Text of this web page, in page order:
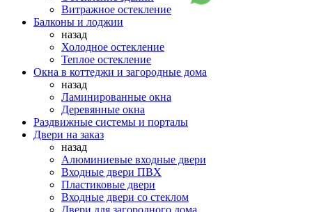
Витражное остекление
Балконы и лоджии
назад
Холодное остекление
Теплое остекление
Окна в коттеджи и загородные дома
назад
Ламинированные окна
Деревянные окна
Раздвижные системы и порталы
Двери на заказ
назад
Алюминиевые входные двери
Входные двери ПВХ
Пластиковые двери
Входные двери со стеклом